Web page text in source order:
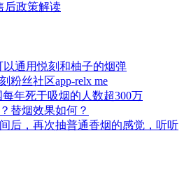
后政策解读
以通用悦刻和柚子的烟弹
粉丝社区app-relx me
年死于吸烟的人数超300万
替烟效果如何？
后，再次抽普通香烟的感觉，听听